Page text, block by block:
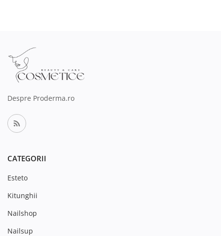
Despre Proderma.ro
CATEGORII
Esteto
Kitunghii
Nailshop
Nailsup